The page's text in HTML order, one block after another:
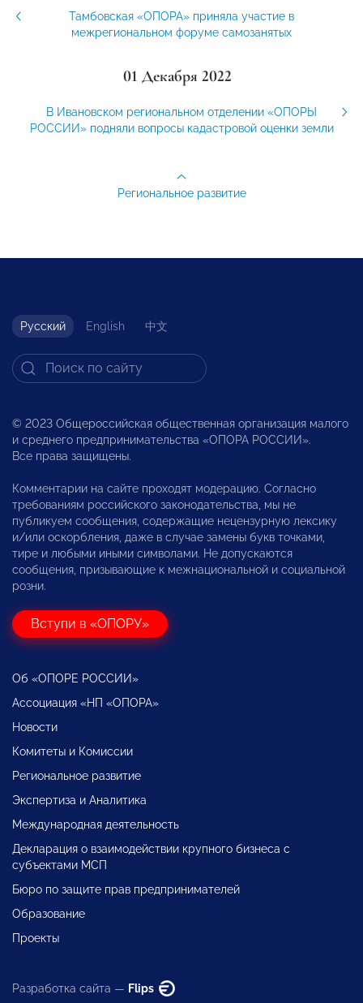
Тамбовская «ОПОРА» приняла участие в
межрегиональном форуме самозанятых
01 Декабря 2022
В Ивановском региональном отделении «ОПОРЫ
РОССИИ» подняли вопросы кадастровой оценки земли
Региональное развитие
Русский English 中文
© 2023 Общероссийская общественная организация малого
и среднего предпринимательства «ОПОРА РОССИИ».
Все права защищены.
Комментарии на сайте проходят модерацию. Согласно
требованиям российского законодательства, мы не
публикуем сообщения, содержащие нецензурную лексику
и/или оскорбления, даже в случае замены букв точками,
тире и любыми иными символами. Не допускаются
сообщения, призывающие к межнациональной и социальной
розни.
Вступи в «ОПОРУ»
Об «ОПОРЕ РОССИИ»
Ассоциация «НП «ОПОРА»
Новости
Комитеты и Комиссии
Региональное развитие
Экспертиза и Аналитика
Международная деятельность
Декларация о взаимодействии крупного бизнеса с
субъектами МСП
Бюро по защите прав предпринимателей
Образование
Проекты
Разработка сайта — Flips